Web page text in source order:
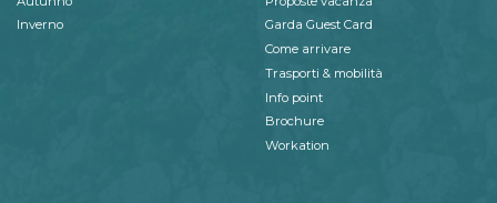
Inverno
Garda Guest Card
Come arrivare
Trasporti & mobilità
Info point
Brochure
Workation